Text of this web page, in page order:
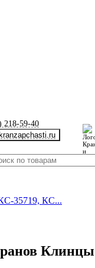
218-59-40
35719, КС...